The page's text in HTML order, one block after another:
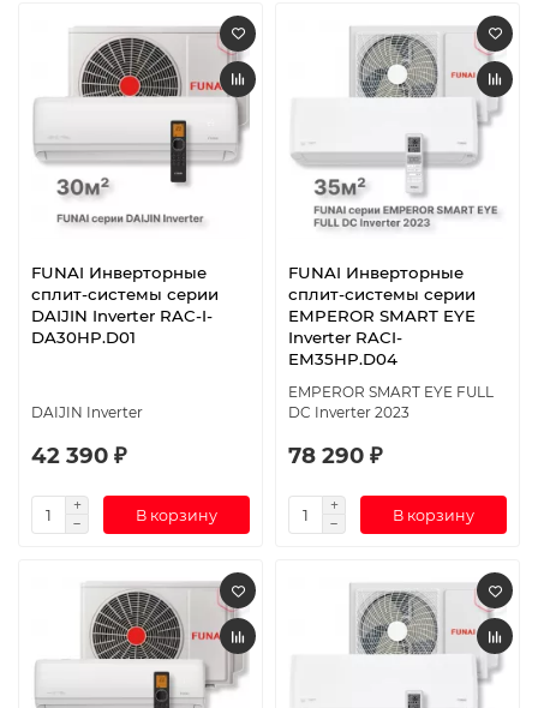
FUNAI Инверторные
сплит-системы серии
DAIJIN Inverter RAC-I-
DA30HP.D01
DAIJIN Inverter
42 390 ₽
В корзину
FUNAI Инверторные
сплит-системы серии
EMPEROR SMART EYE
Inverter RACI-
EM35HP.D04
EMPEROR SMART EYE FULL
DC Inverter 2023
78 290 ₽
В корзину